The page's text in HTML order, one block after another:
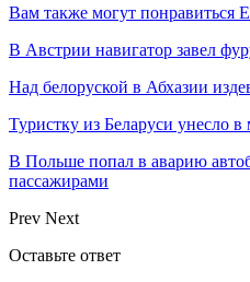
Вам также могут понравиться
В Австрии навигатор завел
Над белоруской в Абхазии
Туристку из Беларуси унесло в
В Польше попал в аварию
пассажирами
Prev Next
Оставьте ответ